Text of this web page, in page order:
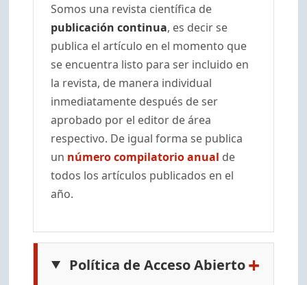
Somos una revista científica de
publicación continua, es decir se
publica el artículo en el momento que
se encuentra listo para ser incluido en
la revista, de manera individual
inmediatamente después de ser
aprobado por el editor de área
respectivo. De igual forma se publica
un número compilatorio anual de
todos los artículos publicados en el
año.
Política de Acceso Abierto +